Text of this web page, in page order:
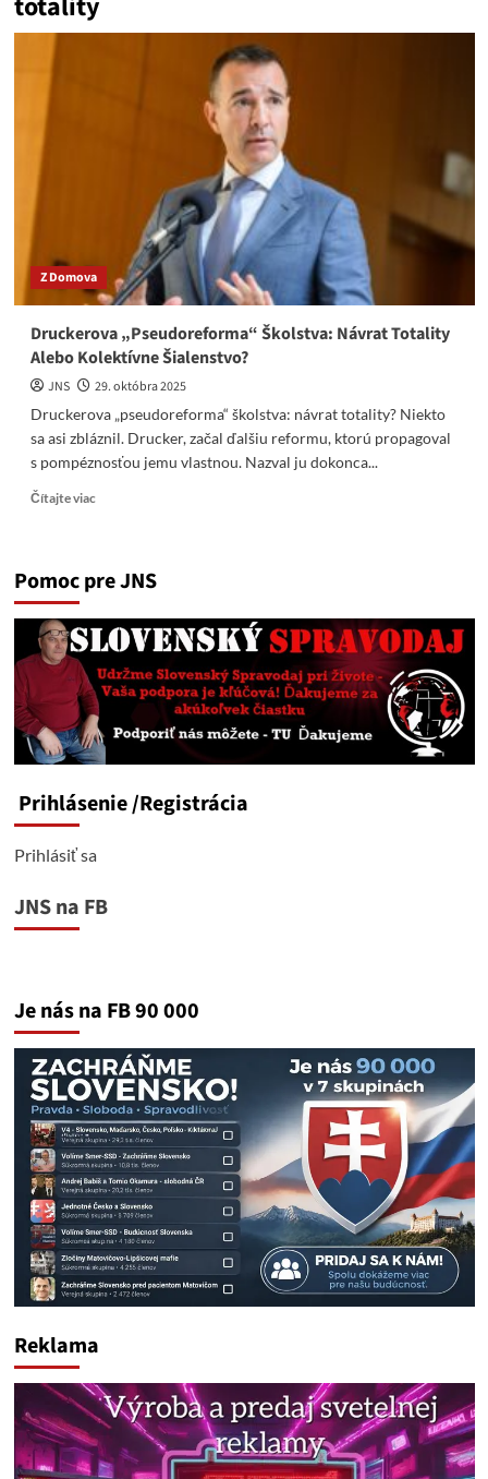
Z Domova
Druckerova „Pseudoreforma“ Školstva: Návrat Totality
Alebo Kolektívne Šialenstvo?
JNS
29. októbra 2025
Druckerova „pseudoreforma“ školstva: návrat totality? Niekto
sa asi zbláznil. Drucker, začal ďalšiu reformu, ktorú propagoval
s pompéznosťou jemu vlastnou. Nazval ju dokonca...
Čítajte viacRead
„Pseudoreforma“
Návrat
Totality
Kolektívne
Šialenstvo?
Pomoc pre JNS
Prihlásenie/Registrácia
Prihlásiť sa
JNS na FB
Je nás na FB 90 000
Reklama